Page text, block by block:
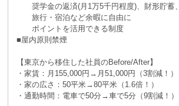
奨学金の返済(月1万5千円程度)、財形貯蓄、
旅行・宿泊など余暇に自由に
ポイントを活用できる制度
■屋内原則禁煙
【東京から移住した社員のBefore/After】
・家賃：月155,000円→月51,000円（3割減！）
・家の広さ：50平米→80平米（1.6倍！）
・通勤時間：電車で50分→車で5分（9割減！）